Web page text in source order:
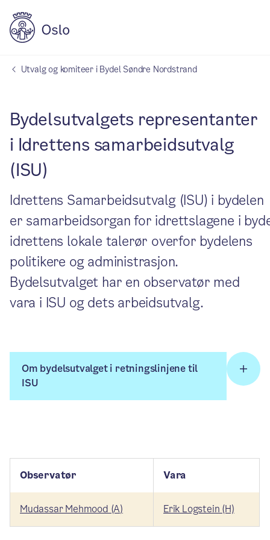
Utvalg og komiteer i Bydel Søndre Nordstrand
Bydelsutvalgets representanter
i Idrettens samarbeidsutvalg
(ISU)
Idrettens Samarbeidsutvalg (ISU) i bydelen
er samarbeidsorgan for idrettslagene i
idrettens lokale talerør overfor bydelens
politikere og administrasjon.
Bydelsutvalget har en observatør med
vara i ISU og dets arbeidsutvalg.
Om bydelsutvalget i retningslinjene til
ISU
Observatør Vara
Mudassar Mehmood (A) Erik Logstein (H)